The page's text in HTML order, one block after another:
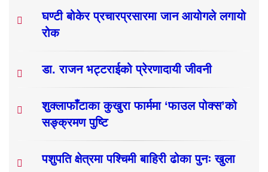
घण्टी बोकेर प्रचारप्रसारमा जान आयोगले लगायो
रोक
डा. राजन भट्टराईको प्रेरणादायी जीवनी
शुक्लाफाँटाका कुखुरा फार्ममा ‘फाउल पोक्स’को
सङ्क्रमण पुष्टि
पशुपति क्षेत्रमा पश्चिमी बाहिरी ढोका पुनः खुला